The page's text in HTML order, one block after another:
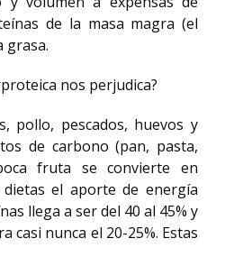
de la masa magra (el
grasa.
nos perjudica?
pollo, pescados, huevos y
de carbono (pan, pasta,
fruta se convierte en
el aporte de energía
llega a ser del 40 al 45% y
casi nunca el 20-25%. Estas